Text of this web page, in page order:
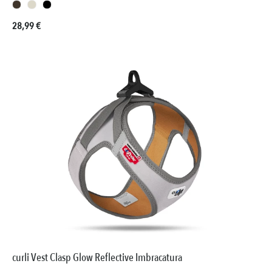
Prezzo normale:
28,99 €
curli Vest Clasp Glow Reflective Imbracatura